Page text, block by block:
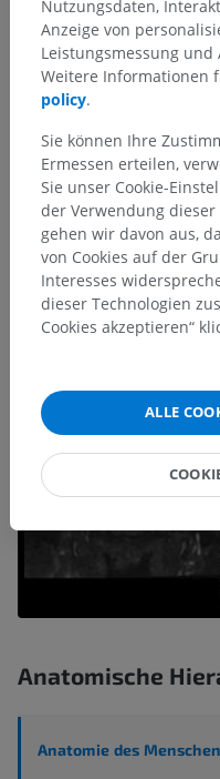
Anatomische
Anatomie des
Nutzungsdaten,
Anzeige von
Leistungsmessung
Weitere Informationen
policy.
Sie können Ihre
Ermessen erteilen,
Sie unser Cookie-
der Verwendung
gehen wir davon aus,
von Cookies auf der
Interesses
dieser Technologien
Cookies akzeptieren“
ALLE